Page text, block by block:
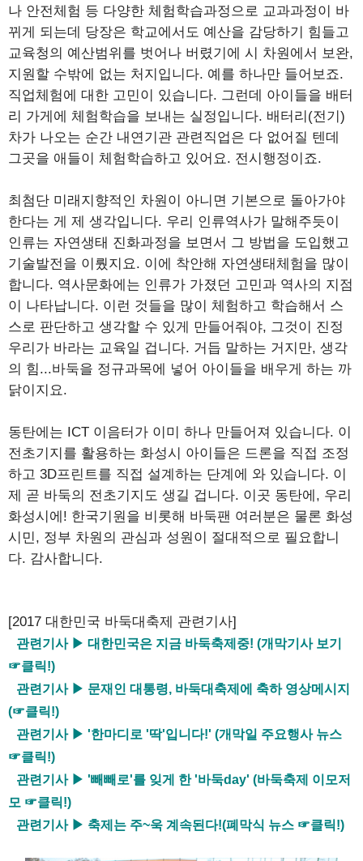
나 안전체험 등 다양한 체험학습과정으로 교과과정이 바
뀌게 되는데 당장은 학교에서도 예산을 감당하기 힘들고
교육청의 예산범위를 벗어나 버렸기에 시 차원에서 보완,
지원할 수밖에 없는 처지입니다. 예를 하나만 들어보죠.
직업체험에 대한 고민이 있습니다. 그런데 아이들을 배터
리 가게에 체험학습을 보내는 실정입니다. 배터리(전기)
차가 나오는 순간 내연기관 관련직업은 다 없어질 텐데
그곳을 애들이 체험학습하고 있어요. 전시행정이죠.
최첨단 미래지향적인 차원이 아니면 기본으로 돌아가야
한다는 게 제 생각입니다. 우리 인류역사가 말해주듯이
인류는 자연생태 진화과정을 보면서 그 방법을 도입했고
기술발전을 이뤘지요. 이에 착안해 자연생태체험을 많이
합니다. 역사문화에는 인류가 가졌던 고민과 역사의 지점
이 나타납니다. 이런 것들을 많이 체험하고 학습해서 스
스로 판단하고 생각할 수 있게 만들어줘야, 그것이 진정
우리가 바라는 교육일 겁니다. 거듭 말하는 거지만, 생각
의 힘...바둑을 정규과목에 넣어 아이들을 배우게 하는 까
닭이지요.
동탄에는 ICT 이음터가 이미 하나 만들어져 있습니다. 이
전초기지를 활용하는 화성시 아이들은 드론을 직접 조정
하고 3D프린트를 직접 설계하는 단계에 와 있습니다. 이
제 곧 바둑의 전초기지도 생길 겁니다. 이곳 동탄에, 우리
화성시에! 한국기원을 비롯해 바둑팬 여러분은 물론 화성
시민, 정부 차원의 관심과 성원이 절대적으로 필요합니
다. 감사합니다.
[2017 대한민국 바둑대축제 관련기사]
관련기사 ▶ 대한민국은 지금 바둑축제중! (개막기사 보기
☞클릭!)
관련기사 ▶ 문재인 대통령, 바둑대축제에 축하 영상메시지
(☞클릭!)
관련기사 ▶ '한마디로 '딱'입니다!' (개막일 주요행사 뉴스
☞클릭!)
관련기사 ▶ '빼빼로'를 잊게 한 '바둑day' (바둑축제 이모저
모 ☞클릭!)
관련기사 ▶ 축제는 주~욱 계속된다!(폐막식 뉴스 ☞클릭!)